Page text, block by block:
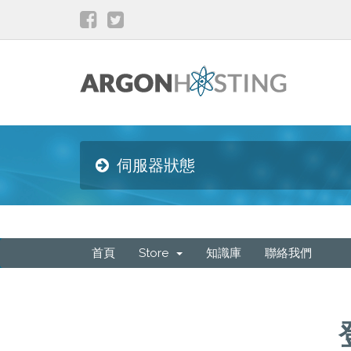
伺服器狀態
首頁 Store 知識庫 聯絡我們